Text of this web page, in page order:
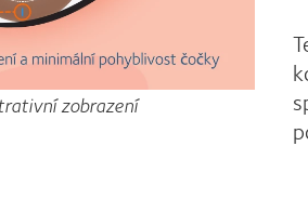
zobrazení